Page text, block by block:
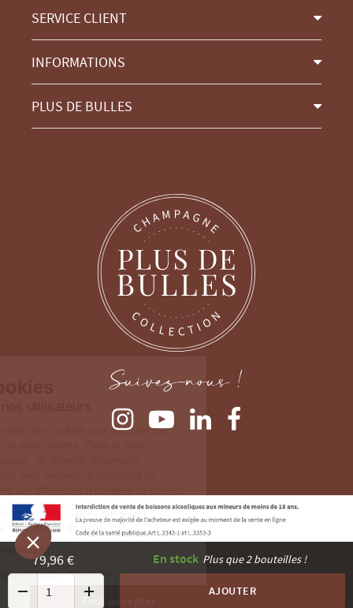
79,96 € En stock Plus que 2 bouteilles !
AJOUTER
SERVICE CLIENT
INFORMATIONS
PLUS DE BULLES
Suivez-nous !
Gestion des cookies
Nous prenons soin de nos utilisateurs
Lorsque vous consultez notre site, des cookies
sont déposés sur votre ordinateur, votre mobile ou
Pour modifier vos préférences par la suite, cliquez sur le lien
'Préférences de cookies' situé dans le pied de page.
Consulter notre politique de confidentialité
Consentements certifiés par
Paramétrer